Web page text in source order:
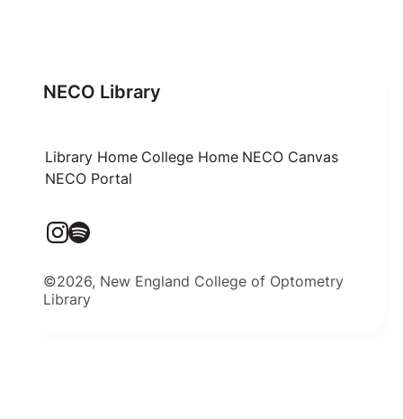
NECO Library
Library Home College Home NECO Canvas
NECO Portal
©2026, New England College of Optometry
Library